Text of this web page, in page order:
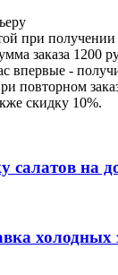
при получении
заказа 1200
впервые -
повторном
скидку 10%.
салатов на
холодных